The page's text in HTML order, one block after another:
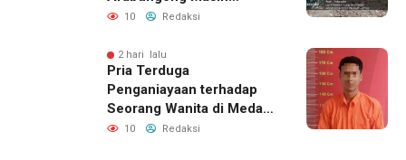
Menunggu Bantuan
10 Redaksi
2 hari lalu
Pria Terduga
Penganiayaan terhadap
Seorang Wanita di Medan
Ditangkap Polisi
10 Redaksi